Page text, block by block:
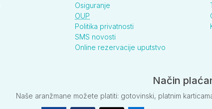
Osiguranje
OUP
Politika privatnosti
SMS novosti
Online rezervacije uputstvo
Način
Naše aranžmane možete platiti: gotovinski, platnim